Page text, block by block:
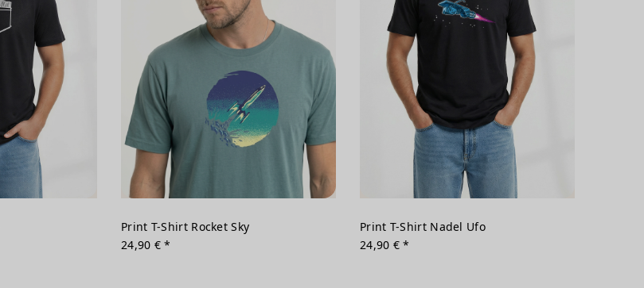
Print T-Shirt Rocket Sky
24,90 € *
Print T-Shirt Nadel Ufo
24,90 € *